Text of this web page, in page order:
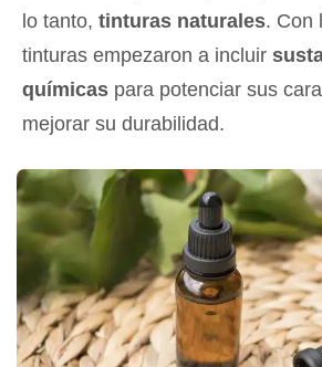
lo tanto, tinturas naturales. Con
tinturas empezaron a incluir
químicas para potenciar sus
mejorar su durabilidad.